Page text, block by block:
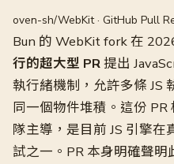
oven-sh/WebKit · GitHub Pull
Bun 的 WebKit fork 在
行的超大型 PR提出
執行緒機制，允許多條 JS
同一個物件堆積。這份 PR
隊主導，是目前 JS 引擎
試之一。PR 本身明確聲